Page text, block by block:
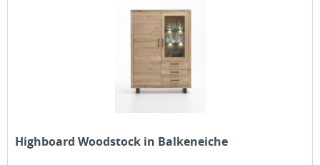
Highboard Woodstock in Balkeneiche